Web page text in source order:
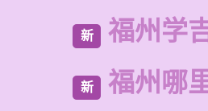
新 福州学
新 福州哪